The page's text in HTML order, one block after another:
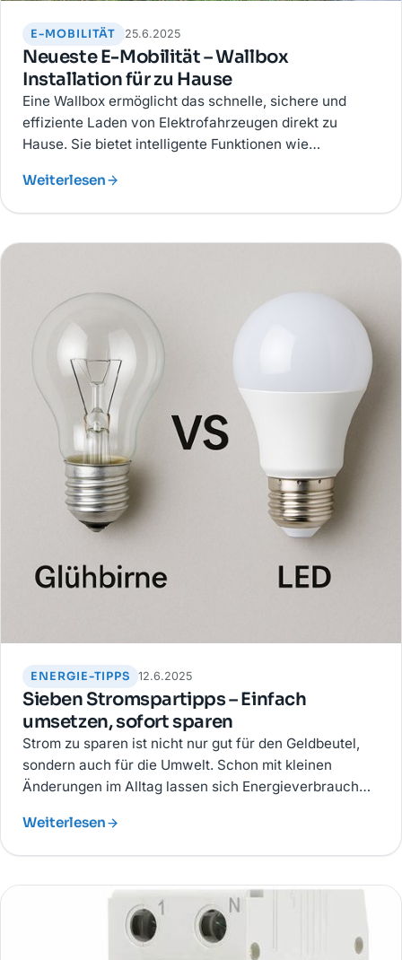
E-MOBILITÄT 25.6.2025
Neueste E-Mobilität – Wallbox
Installation für zu Hause
Eine Wallbox ermöglicht das schnelle, sichere und
effiziente Laden von Elektrofahrzeugen direkt zu
Hause. Sie bietet intelligente Funktionen wie
Solaranlagen.
Weiterlesen
ENERGIE-TIPPS 12.6.2025
Sieben Stromspartipps – Einfach
umsetzen, sofort sparen
Strom zu sparen ist nicht nur gut für den Geldbeutel,
sondern auch für die Umwelt. Schon mit kleinen
Änderungen im Alltag lassen sich Energieverbrauch
Weiterlesen